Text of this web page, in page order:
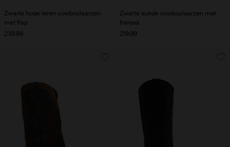
Zwarte hoge leren cowboylaarzen
met flap
239.99
Zwarte suède cowboylaarzen met
franjes
219.99